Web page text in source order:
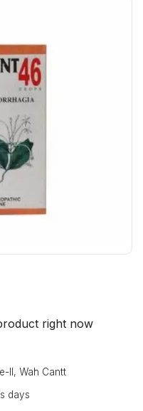
right now
II, Wah Cantt
days